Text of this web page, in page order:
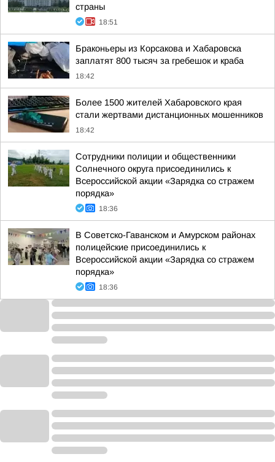
страны
18:51
Браконьеры из Корсакова и Хабаровска
заплатят 800 тысяч за гребешок и краба
18:42
Более 1500 жителей Хабаровского края
стали жертвами дистанционных мошенников
18:42
Сотрудники полиции и общественники
Солнечного округа присоединились к
Всероссийской акции «Зарядка со стражем
порядка»
18:36
В Советско-Гаванском и Амурском районах
полицейские присоединились к
Всероссийской акции «Зарядка со стражем
порядка»
18:36